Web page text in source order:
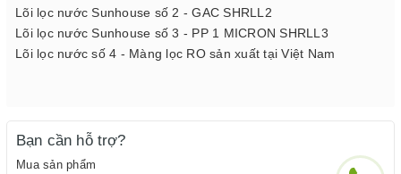
Lõi lọc nước Sunhouse số 2 - GAC SHRLL2
Lõi lọc nước Sunhouse số 3 - PP 1 MICRON SHRLL3
Lõi lọc nước số 4 - Màng lọc RO sản xuất tại Việt Nam
Bạn cần hỗ trợ?
Mua sản phẩm